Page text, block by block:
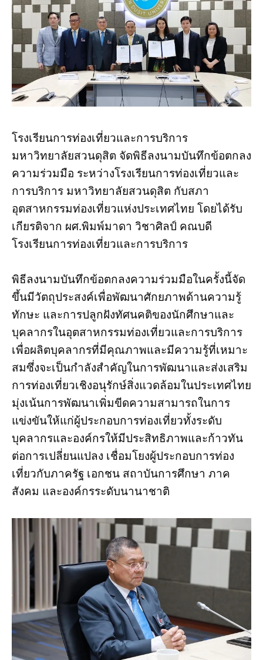
โรงเรียนการท่องเที่ยวและการบริการ
มหาวิทยาลัยสวนดุสิต จัดพิธีลงนามบันทึกข้อตกลง
ความร่วมมือ ระหว่างโรงเรียนการท่องเที่ยวและ
การบริการ มหาวิทยาลัยสวนดุสิต กับสภา
อุตสาหกรรมท่องเที่ยวแห่งประเทศไทย โดยได้รับ
เกียรติจาก ผศ.พิมพ์มาดา วิชาศิลป์ คณบดี
โรงเรียนการท่องเที่ยวและการบริการ
พิธีลงนามบันทึกข้อตกลงความร่วมมือในครั้งนี้จัด
ขึ้นมีวัตถุประสงค์เพื่อพัฒนาศักยภาพด้านความรู้
ทักษะ และการปลูกฝังทัศนคติของนักศึกษาและ
บุคลากรในอุตสาหกรรมท่องเที่ยวและการบริการ
เพื่อผลิตบุคลากรที่มีคุณภาพและมีความรู้ที่เหมาะ
สมซึ่งจะเป็นกำลังสำคัญในการพัฒนาและส่งเสริม
การท่องเที่ยวเชิงอนุรักษ์สิ่งแวดล้อมในประเทศไทย
มุ่งเน้นการพัฒนาเพิ่มขีดความสามารถในการ
แข่งขันให้แก่ผู้ประกอบการท่องเที่ยวทั้งระดับ
บุคลากรและองค์กรให้มีประสิทธิภาพและก้าวทัน
ต่อการเปลี่ยนแปลง เชื่อมโยงผู้ประกอบการท่อง
เที่ยวกับภาครัฐ เอกชน สถาบันการศึกษา ภาค
สังคม และองค์กรระดับนานาชาติ